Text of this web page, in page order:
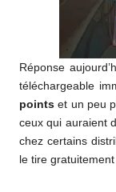
Réponse
téléchargeable
pointset un peu
ceux qui auraient
chez certains
le tire gratuitement